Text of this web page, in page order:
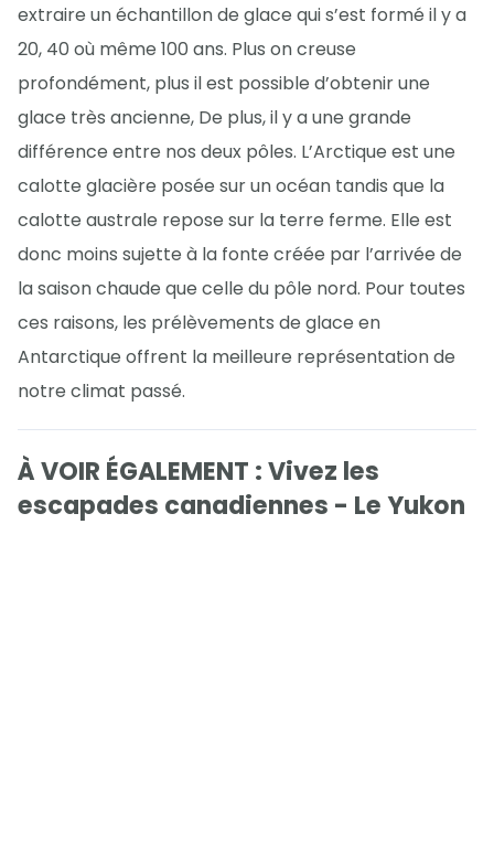
extraire un échantillon de glace qui s’est formé il y a
20, 40 où même 100 ans. Plus on creuse
profondément, plus il est possible d’obtenir une
glace très ancienne, De plus, il y a une grande
différence entre nos deux pôles. L’Arctique est une
calotte glacière posée sur un océan tandis que la
calotte australe repose sur la terre ferme. Elle est
donc moins sujette à la fonte créée par l’arrivée de
la saison chaude que celle du pôle nord. Pour toutes
ces raisons, les prélèvements de glace en
Antarctique offrent la meilleure représentation de
notre climat passé.
À VOIR ÉGALEMENT : Vivez les
escapades canadiennes - Le Yukon